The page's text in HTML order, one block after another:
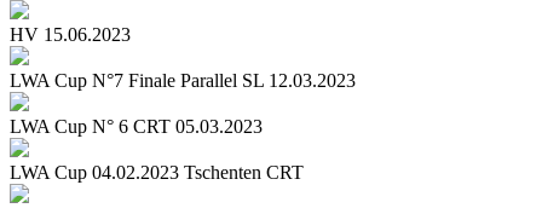
HV 15.06.2023
LWA Cup N°7 Finale Parallel SL 12.03.2023
LWA Cup N° 6 CRT 05.03.2023
LWA Cup 04.02.2023 Tschenten CRT